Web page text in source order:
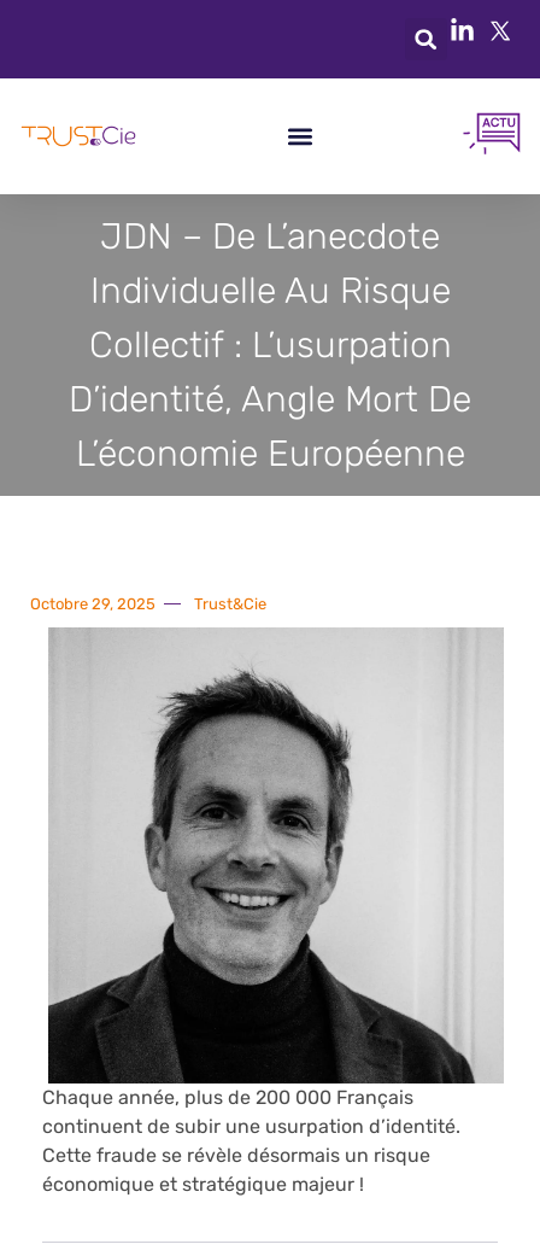
JDN – De L’anecdote
Individuelle Au Risque
Collectif : L’usurpation
D’identité, Angle Mort De
L’économie Européenne
Octobre 29, 2025 Trust&Cie
Chaque année, plus de 200 000 Français
continuent de subir une usurpation d’identité.
Cette fraude se révèle désormais un risque
économique et stratégique majeur !